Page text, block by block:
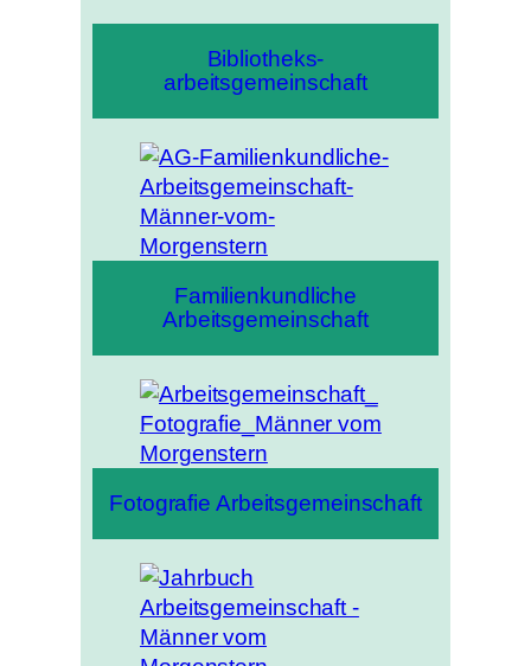
Bibliotheks-
arbeitsgemeinschaft
Familienkundliche
Arbeitsgemeinschaft
Fotografie Arbeitsgemeinschaft